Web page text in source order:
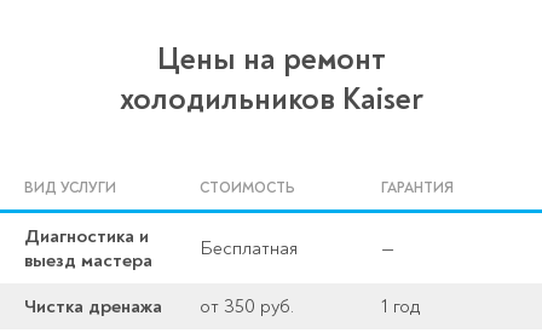
Цены на ремонт
холодильников Kaiser
ВИД УСЛУГИ СТОИМОСТЬ ГАРАНТИЯ
Диагностика и
выезд мастера
Бесплатная —
Чистка дренажа от 350 руб.
1 год